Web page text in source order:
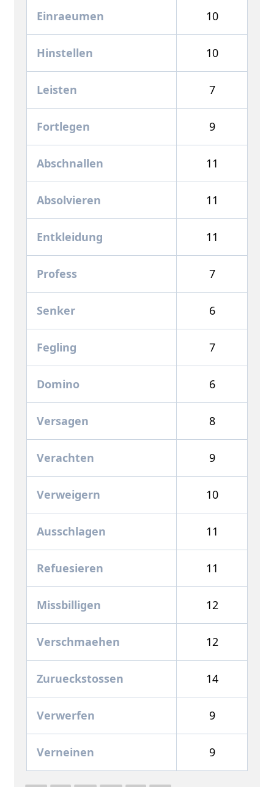
Einraeumen 10
Hinstellen 10
Leisten 7
Fortlegen 9
Abschnallen 11
Absolvieren 11
Entkleidung 11
Profess 7
Senker 6
Fegling 7
Domino 6
Versagen 8
Verachten 9
Verweigern 10
Ausschlagen 11
Refuesieren 11
Missbilligen 12
Verschmaehen 12
Zurueckstossen 14
Verwerfen 9
Verneinen 9